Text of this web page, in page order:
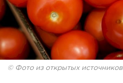
© Фото из открытых источников